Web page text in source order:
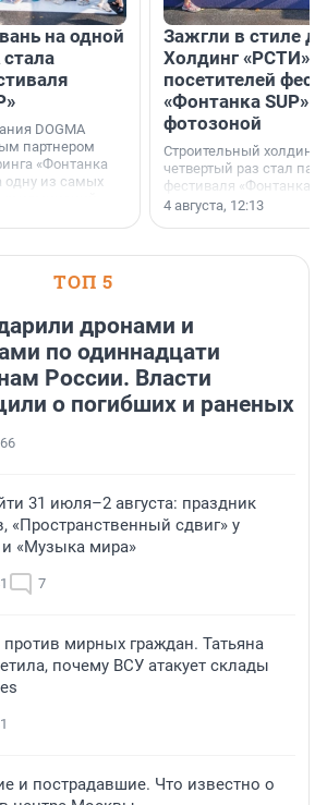
на одной
DOGMA
партнером
«Фонтанка
одну из самых
номинаций —
Зажгли в стиле
Холдинг «РСТИ»
посетителей
«Фонтанка SUP»
фотозоной
Строительный холдинг
четвертый раз стал
фестиваля «Фонтанка
раз компания
посетителям
4 августа, 12:13
ТОП 5
дронами и
по одиннадцати
России. Власти
о погибших и раненых
31 июля–2 августа: праздник
«Пространственный сдвиг» у
«Музыка мира»
7
против мирных граждан. Татьяна
почему ВСУ атакует склады
и пострадавшие. Что известно о